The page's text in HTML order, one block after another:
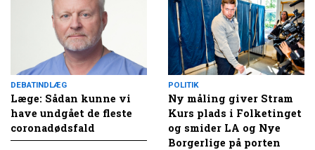
DEBATINDLÆG
Læge: Sådan kunne vi
have undgået de fleste
coronadødsfald
POLITIK
Ny måling giver Stram
Kurs plads i Folketinget
og smider LA og Nye
Borgerlige på porten